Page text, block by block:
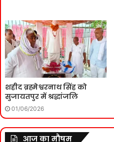
शहीद ब्रह्मेश्वरनाथ सिंह को
सुजायतपुर में श्रद्धांजलि
01/06/2026
आज का मौषम